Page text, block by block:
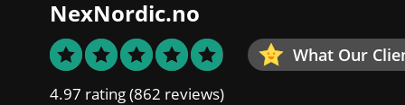
NexNordic.no
What Our
4.97 rating(862 reviews)